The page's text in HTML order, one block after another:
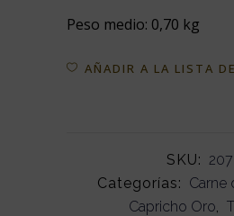
Peso medio: 0,70 kg
AÑADIR A LA LISTA
SKU: 207
Categorías: Carne
Capricho Oro,